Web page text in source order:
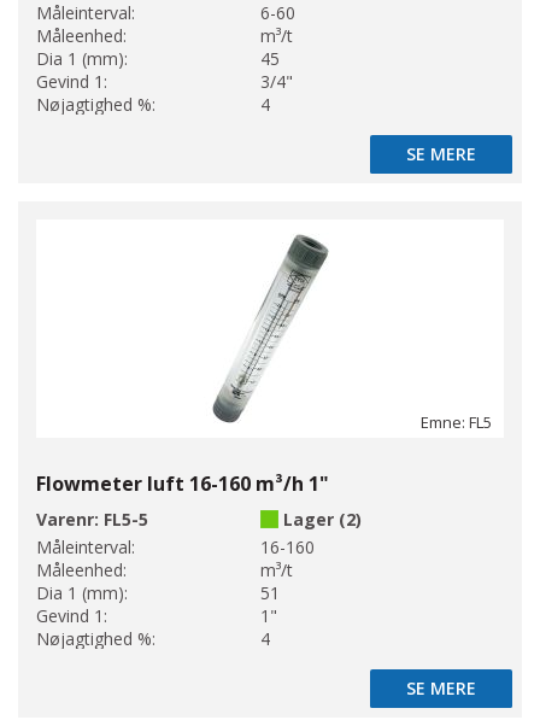
Måleinterval:
6-60
Måleenhed:
m³/t
Dia 1 (mm):
45
Gevind 1:
3/4"
Nøjagtighed %:
4
SE MERE
SE MERE
Emne: FL5
Flowmeter luft 16-160 m³/h 1"
Varenr: FL5-5
Lager (2)
Måleinterval:
16-160
Måleenhed:
m³/t
Dia 1 (mm):
51
Gevind 1:
1"
Nøjagtighed %:
4
SE MERE
SE MERE